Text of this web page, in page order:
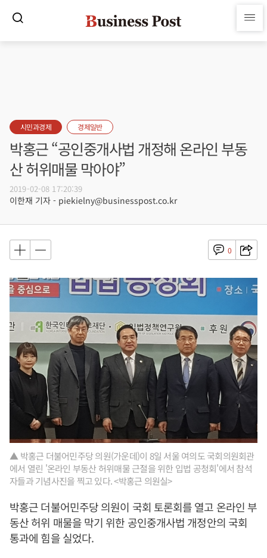
시민과경제 경제일반
박홍근 “공인중개사법 개정해 온라인 부동
산 허위매물 막아야”
2019-02-08 17:20:39
이한재 기자 - piekielny@businesspost.co.kr
0
▲ 박홍근 더불어민주당 의원(가운데)이 8일 서울 여의도 국회의원회관
에서 열린 '온라인 부동산 허위매물 근절을 위한 입법 공청회'에서 참석
자들과 기념사진을 찍고 있다. <박홍근 의원실>
박홍근 더불어민주당 의원이 국회 토론회를 열고 온라인 부
동산 허위 매물을 막기 위한 공인중개사법 개정안의 국회
통과에 힘을 실었다.